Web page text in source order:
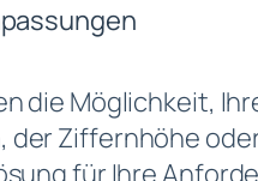
die Möglichkeit,
der Ziffernhöhe
für Ihre